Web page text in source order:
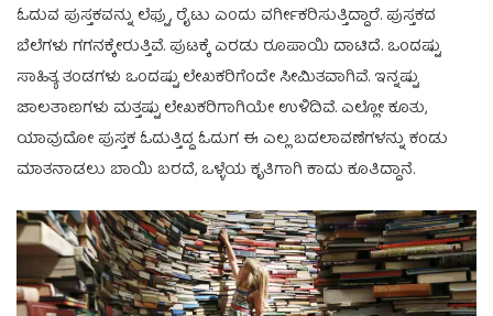
ಓದುವ ಪುಸ್ತಕವನ್ನು ಲೆಫ್ಟು, ರೈಟು ಎಂದು ವರ್ಗೀಕರಿಸುತ್ತಿದ್ದಾರೆ. ಪುಸ್ತಕದ
ಬೆಲೆಗಳು ಗಗನಕ್ಕೇರುತ್ತಿವೆ. ಪುಟಕ್ಕೆ ಎರಡು ರೂಪಾಯಿ ದಾಟಿದೆ. ಒಂದಷ್ಟು
ಸಾಹಿತ್ಯ ತಂಡಗಳು ಒಂದಷ್ಟು ಲೇಖಕರಿಗೆಂದೇ ಸೀಮಿತವಾಗಿವೆ. ಇನ್ನಷ್ಟು
ಜಾಲತಾಣಗಳು ಮತ್ತಷ್ಟು ಲೇಖಕರಿಗಾಗಿಯೇ ಉಳಿದಿವೆ. ಎಲ್ಲೋ ಕೂತು,
ಯಾವುದೋ ಪುಸ್ತಕ ಓದುತ್ತಿದ್ದ ಓದುಗ ಈ ಎಲ್ಲ ಬದಲಾವಣೆಗಳನ್ನು ಕಂಡು
ಮಾತನಾಡಲು ಬಾಯಿ ಬರದೆ, ಒಳ್ಳೆಯ ಕೃತಿಗಾಗಿ ಕಾದು ಕೂತಿದ್ದಾನೆ.